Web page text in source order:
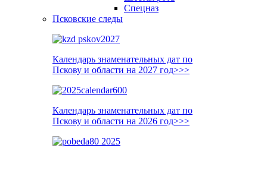
Спецназ
Псковские следы
Календарь знаменательных дат по
Пскову и области на 2027 год>>>
Календарь знаменательных дат по
Пскову и области на 2026 год>>>